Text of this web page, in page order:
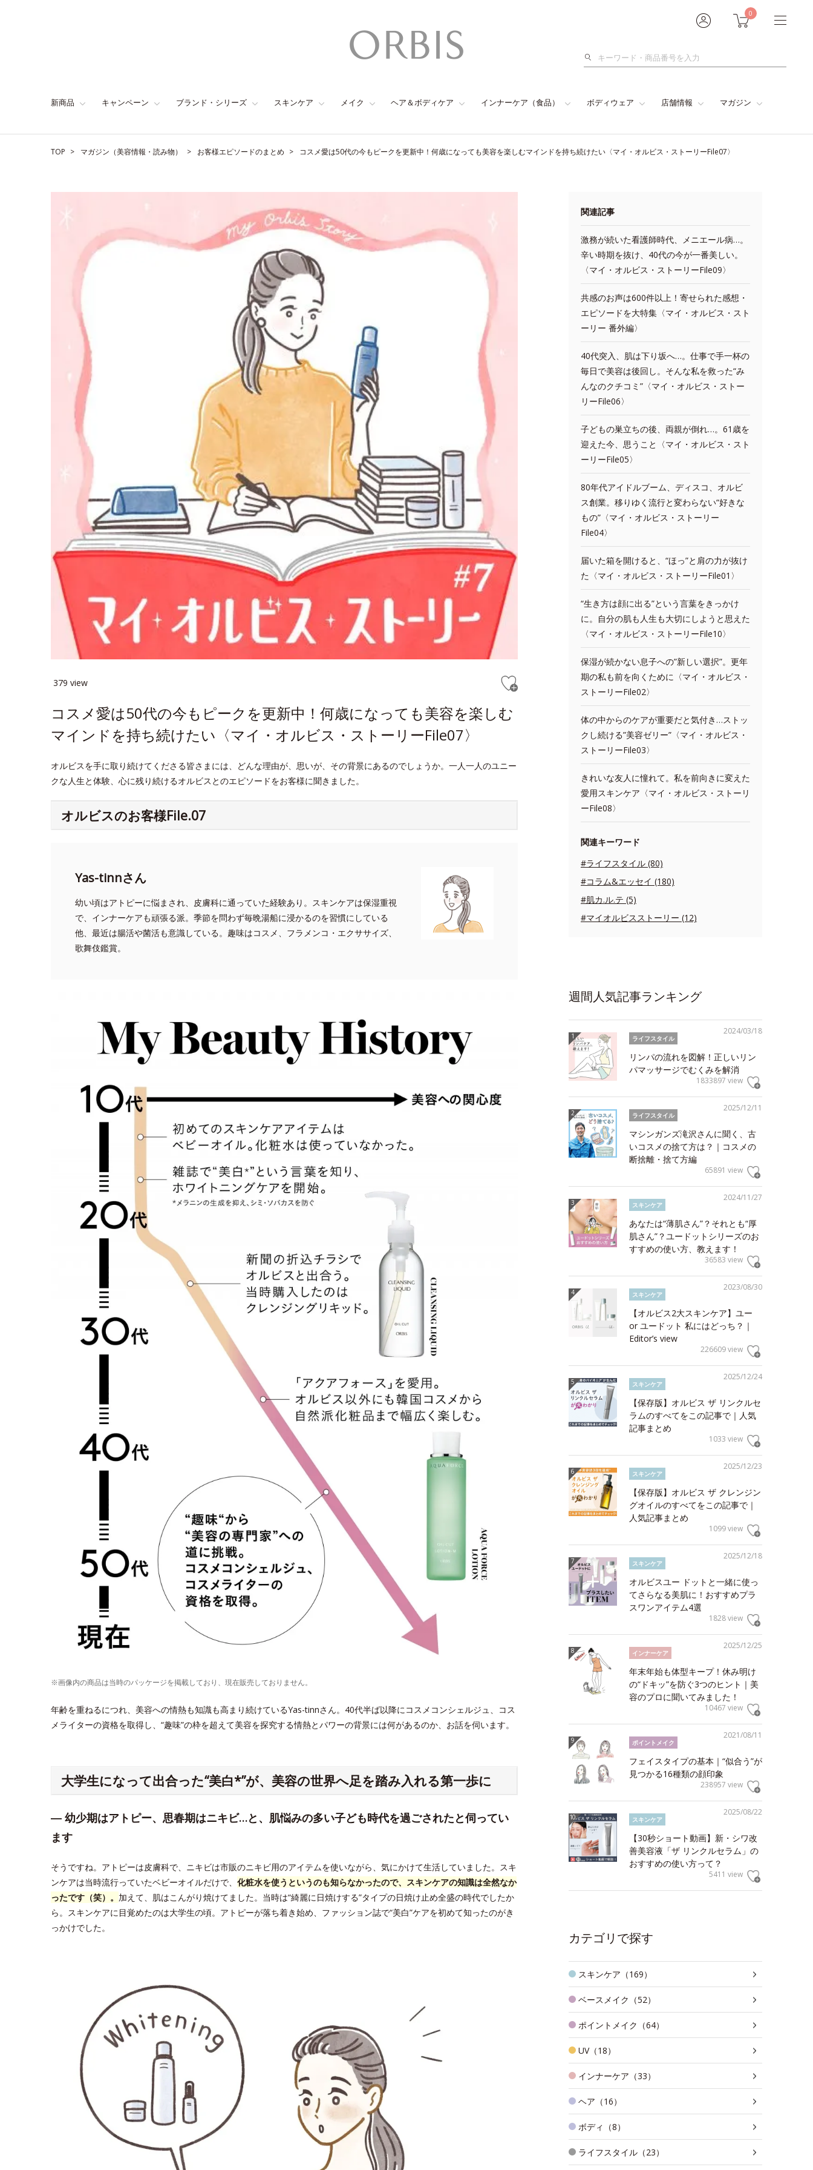
0
検
新商品 キャンペーン ブランド・シリーズ スキンケア メイク ヘア＆ボディケア インナーケア（食品） ボディウェア 店舗情報 マガジン
TOP マガジン（美容情報・読み物） お客様エピソードのまとめ コスメ愛は50代の今もピークを更新中！何歳になっても美容を楽しむマインドを持ち続けたい〈マイ・オルビス・ストーリーFile07〉
379 view
コスメ愛は50代の今もピークを更新中！何歳になっても美容を楽しむ
マインドを持ち続けたい〈マイ・オルビス・ストーリーFile07〉
オルビスを手に取り続けてくださる皆さまには、どんな理由が、思いが、その背景にあるのでしょうか。一人一人のユニー
クな人生と体験、心に残り続けるオルビスとのエピソードをお客様に聞きました。
オルビスのお客様File.07
Yas-tinnさん
幼い頃はアトピーに悩まされ、皮膚科に通っていた経験あり。スキンケアは保湿重視
で、インナーケアも頑張る派。季節を問わず毎晩湯船に浸かるのを習慣にしている
他、最近は腸活や菌活も意識している。趣味はコスメ、フラメンコ・エクササイズ、
歌舞伎鑑賞。
※画像内の商品は当時のパッケージを掲載しており、現在販売しておりません。
年齢を重ねるにつれ、美容への情熱も知識も高まり続けているYas-tinnさん。40代半ば以降にコスメコンシェルジュ、コス
メライターの資格を取得し、“趣味”の枠を超えて美容を探究する情熱とパワーの背景には何があるのか、お話を伺います。
大学生になって出合った“美白*”が、美容の世界へ足を踏み入れる第一歩に
― 幼少期はアトピー、思春期はニキビ…と、肌悩みの多い子ども時代を過ごされたと伺ってい
ます
そうですね。アトピーは皮膚科で、ニキビは市販のニキビ用のアイテムを使いながら、気にかけて生活していました。スキ
ンケアは当時流行っていたベビーオイルだけで、 化粧水を使うというのも知らなかったので、スキンケアの知識は全然なか
ったです（笑）。 加えて、肌はこんがり焼けてました。当時は“綺麗に日焼けする”タイプの日焼け止め全盛の時代でしたか
ら。スキンケアに目覚めたのは大学生の頃。アトピーが落ち着き始め、ファッション誌で“美白”ケアを初めて知ったのがき
っかけでした。
関連記事
激務が続いた看護師時代、メニエール病…。
辛い時期を抜け、40代の今が一番美しい。
〈マイ・オルビス・ストーリーFile09〉
共感のお声は600件以上！寄せられた感想・
エピソードを大特集〈マイ・オルビス・スト
ーリー 番外編〉
40代突入、肌は下り坂へ…。仕事で手一杯の
毎日で美容は後回し。そんな私を救った“み
んなのクチコミ”〈マイ・オルビス・ストー
リーFile06〉
子どもの巣立ちの後、両親が倒れ…。61歳を
迎えた今、思うこと〈マイ・オルビス・スト
ーリーFile05〉
80年代アイドルブーム、ディスコ、オルビ
ス創業。移りゆく流行と変わらない“好きな
もの”〈マイ・オルビス・ストーリー
File04〉
届いた箱を開けると、“ほっ”と肩の力が抜け
た〈マイ・オルビス・ストーリーFile01〉
“生き方は顔に出る”という言葉をきっかけ
に。自分の肌も人生も大切にしようと思えた
〈マイ・オルビス・ストーリーFile10〉
保湿が続かない息子への”新しい選択”。更年
期の私も前を向くために〈マイ・オルビス・
ストーリーFile02〉
体の中からのケアが重要だと気付き…ストッ
クし続ける”美容ゼリー”〈マイ・オルビス・
ストーリーFile03〉
きれいな友人に憧れて。私を前向きに変えた
愛用スキンケア〈マイ・オルビス・ストーリ
ーFile08〉
関連キーワード
#ライフスタイル (80)
#コラム&エッセイ (180)
#肌カ.ル.テ (5)
#マイオルビスストーリー (12)
週間人気記事ランキング
2024/03/18
ライフスタイル
リンパの流れを図解！正しいリン
パマッサージでむくみを解消
1833897 view
2025/12/11
ライフスタイル
マシンガンズ滝沢さんに聞く、古
いコスメの捨て方は？｜コスメの
断捨離・捨て方編
65891 view
2024/11/27
スキンケア
あなたは“薄肌さん”？それとも“厚
肌さん”？ユードットシリーズのお
すすめの使い方、教えます！
36583 view
2023/08/30
スキンケア
【オルビス2大スキンケア】ユー
or ユードット 私にはどっち？｜
Editor’s view
226609 view
2025/12/24
スキンケア
【保存版】オルビス ザ リンクルセ
ラムのすべてをこの記事で｜人気
記事まとめ
1033 view
2025/12/23
スキンケア
【保存版】オルビス ザ クレンジン
グオイルのすべてをこの記事で｜
人気記事まとめ
1099 view
2025/12/18
スキンケア
オルビスユー ドットと一緒に使っ
てさらなる美肌に！おすすめプラ
スワンアイテム4選
1828 view
2025/12/25
インナーケア
年末年始も体型キープ！休み明け
の“ドキッ”を防ぐ3つのヒント｜美
容のプロに聞いてみました！
10467 view
2021/08/11
ポイントメイク
フェイスタイプの基本｜“似合う”が
見つかる16種類の顔印象
238957 view
2025/08/22
スキンケア
【30秒ショート動画】新・シワ改
善美容液「ザ リンクルセラム」の
おすすめの使い方って？
5411 view
カテゴリで探す
スキンケア（169）
ベースメイク（52）
ポイントメイク（64）
UV（18）
インナーケア（33）
ヘア（16）
ボディ（8）
ライフスタイル（23）